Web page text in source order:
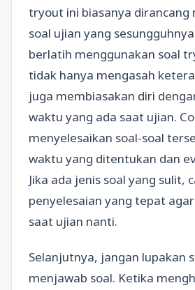
tryout ini biasanya dirancang
soal ujian yang
berlatih menggunakan soal
tidak hanya mengasah
juga membiasakan diri
waktu yang ada saat ujian.
menyelesaikan soal-soal
waktu yang ditentukan dan
Jika ada jenis soal yang sulit,
penyelesaian yang tepat
saat ujian nanti.
Selanjutnya, jangan lupakan
menjawab soal. Ketika